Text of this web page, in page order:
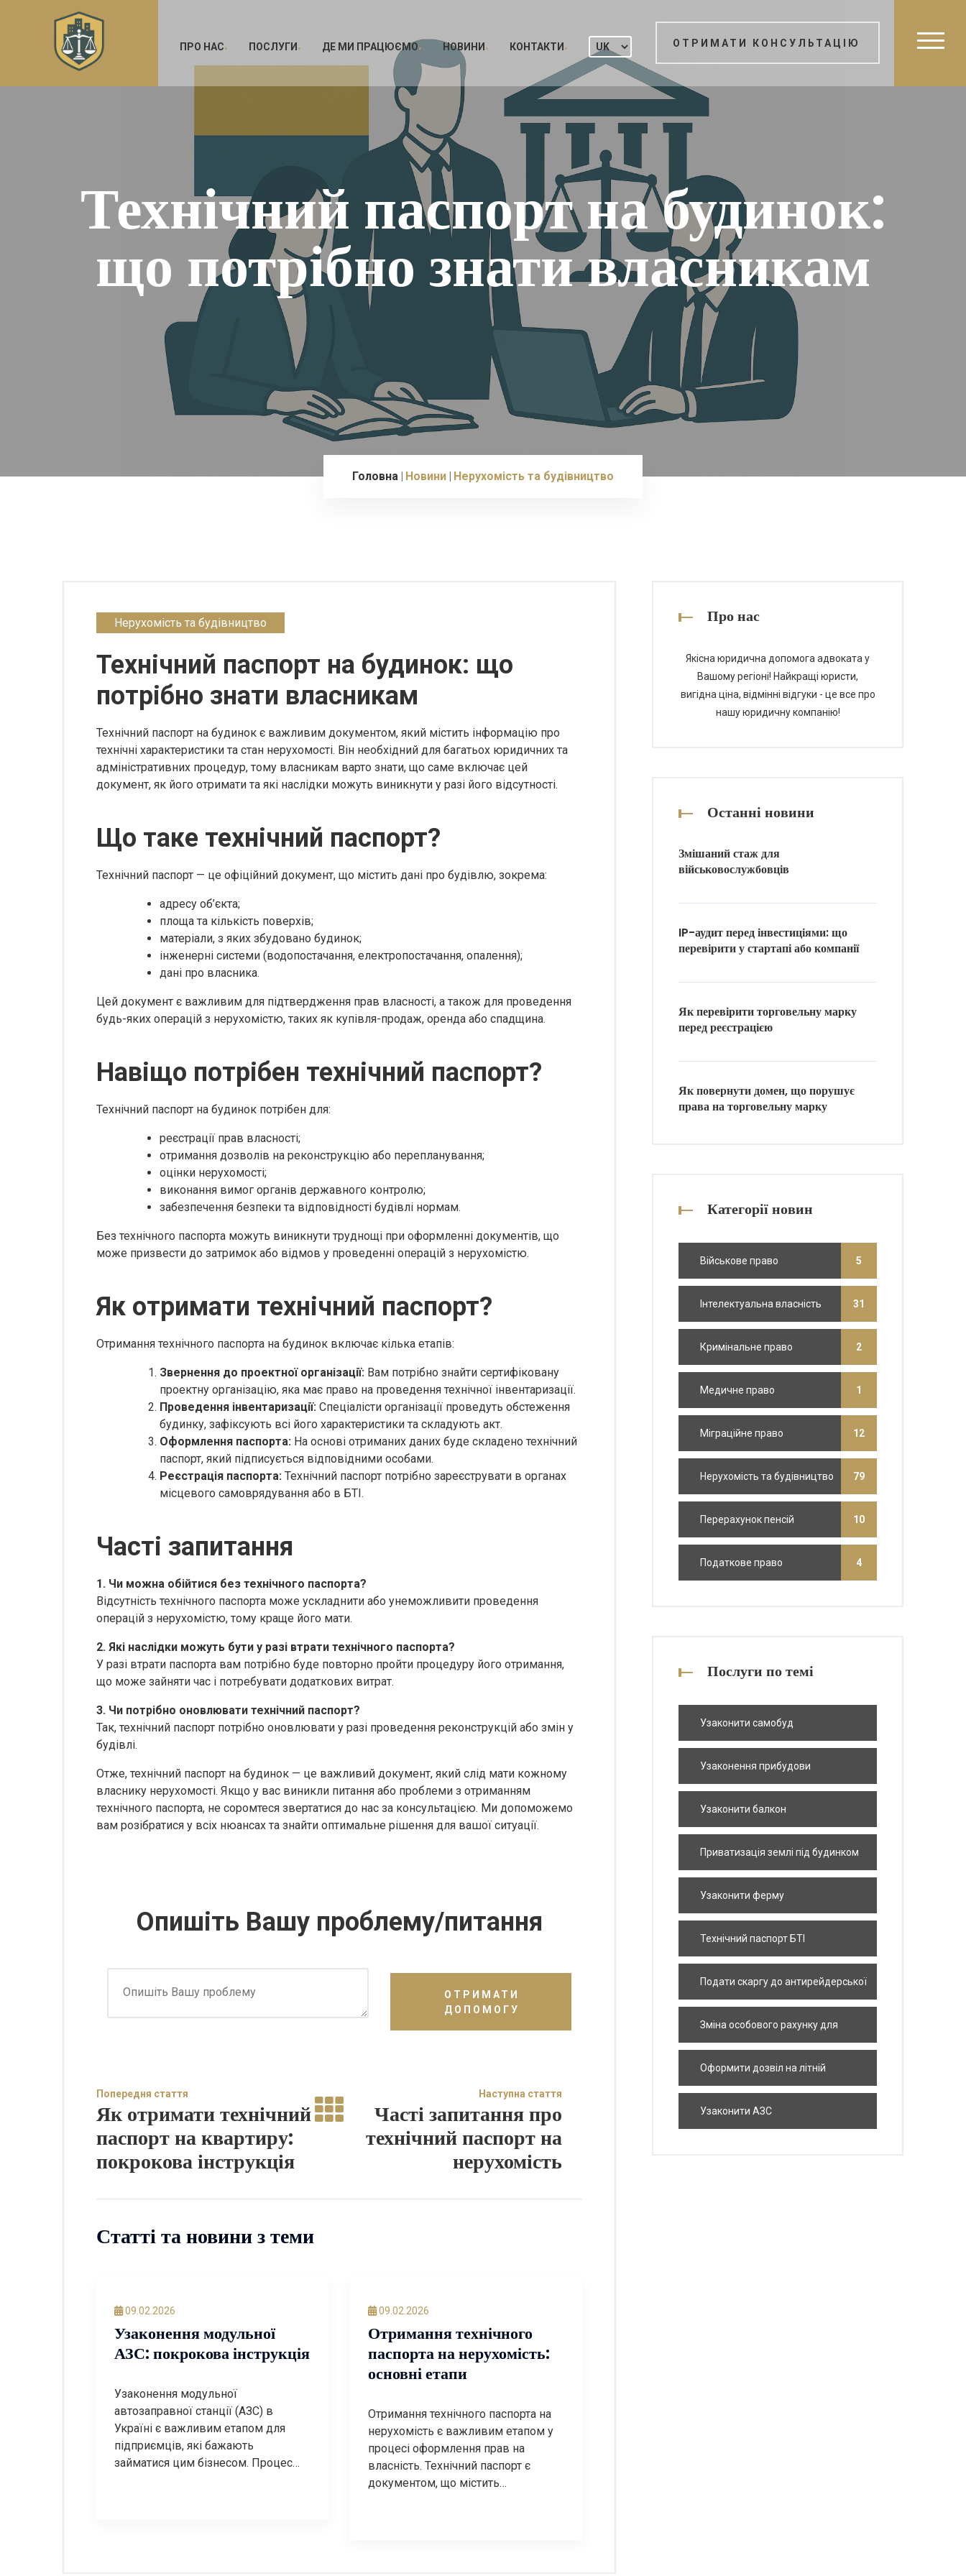
ПРО НАС ПОСЛУГИ ДЕ МИ ПРАЦЮЄМО НОВИНИ КОНТАКТИ ОТРИМАТИ КОНСУЛЬТАЦІЮ
Технічний паспорт на будинок:
що потрібно знати власникам
Головна Новини Нерухомість та будівництво
Нерухомість та будівництво
Технічний паспорт на будинок: що
потрібно знати власникам
Технічний паспорт на будинок є важливим документом, який містить інформацію про
технічні характеристики та стан нерухомості. Він необхідний для багатьох юридичних та
адміністративних процедур, тому власникам варто знати, що саме включає цей
документ, як його отримати та які наслідки можуть виникнути у разі його відсутності.
Що таке технічний паспорт?
Технічний паспорт — це офіційний документ, що містить дані про будівлю, зокрема:
адресу об’єкта;
площа та кількість поверхів;
матеріали, з яких збудовано будинок;
інженерні системи (водопостачання, електропостачання, опалення);
дані про власника.
Цей документ є важливим для підтвердження прав власності, а також для проведення
будь-яких операцій з нерухомістю, таких як купівля-продаж, оренда або спадщина.
Навіщо потрібен технічний паспорт?
Технічний паспорт на будинок потрібен для:
реєстрації прав власності;
отримання дозволів на реконструкцію або перепланування;
оцінки нерухомості;
виконання вимог органів державного контролю;
забезпечення безпеки та відповідності будівлі нормам.
Без технічного паспорта можуть виникнути труднощі при оформленні документів, що
може призвести до затримок або відмов у проведенні операцій з нерухомістю.
Як отримати технічний паспорт?
Отримання технічного паспорта на будинок включає кілька етапів:
Звернення до проектної організації: Вам потрібно знайти сертифіковану
проектну організацію, яка має право на проведення технічної інвентаризації.
Проведення інвентаризації: Спеціалісти організації проведуть обстеження
будинку, зафіксують всі його характеристики та складують акт.
Оформлення паспорта: На основі отриманих даних буде складено технічний
паспорт, який підписується відповідними особами.
Реєстрація паспорта: Технічний паспорт потрібно зареєструвати в органах
місцевого самоврядування або в БТІ.
Часті запитання
1. Чи можна обійтися без технічного паспорта?
Відсутність технічного паспорта може ускладнити або унеможливити проведення
операцій з нерухомістю, тому краще його мати.
2. Які наслідки можуть бути у разі втрати технічного паспорта?
У разі втрати паспорта вам потрібно буде повторно пройти процедуру його отримання,
що може зайняти час і потребувати додаткових витрат.
3. Чи потрібно оновлювати технічний паспорт?
Так, технічний паспорт потрібно оновлювати у разі проведення реконструкцій або змін у
будівлі.
Отже, технічний паспорт на будинок — це важливий документ, який слід мати кожному
власнику нерухомості. Якщо у вас виникли питання або проблеми з отриманням
технічного паспорта, не соромтеся звертатися до нас за консультацією. Ми допоможемо
вам розібратися у всіх нюансах та знайти оптимальне рішення для вашої ситуації.
Опишіть Вашу проблему/питання
ОТРИМАТИ
ДОПОМОГУ
Попередня стаття
Як отримати технічний
паспорт на квартиру:
покрокова інструкція
Наступна стаття
Часті запитання про
технічний паспорт на
нерухомість
Статті та новини з теми
09.02.2026
Узаконення модульної
АЗС: покрокова інструкція
Узаконення модульної
автозаправної станції (АЗС) в
Україні є важливим етапом для
підприємців, які бажають
займатися цим бізнесом. Процес
09.02.2026
Отримання технічного
паспорта на нерухомість:
основні етапи
Отримання технічного паспорта на
нерухомість є важливим етапом у
процесі оформлення прав на
власність. Технічний паспорт є
документом, що містить
Про нас
Якісна юридична допомога адвоката у
Вашому регіоні! Найкращі юристи,
вигідна ціна, відмінні відгуки - це все про
нашу юридичну компанію!
Останні новини
Змішаний стаж для
військовослужбовців
IP-аудит перед інвестиціями: що
перевірити у стартапі або компанії
Як перевірити торговельну марку
перед реєстрацією
Як повернути домен, що порушує
права на торговельну марку
Категорії новин
Військове право 5
Інтелектуальна власність 31
Кримінальне право 2
Медичне право 1
Міграційне право 12
Нерухомість та будівництво 79
Перерахунок пенсій 10
Податкове право 4
Послуги по темі
Узаконити самобуд
Узаконення прибудови
Узаконити балкон
Приватизація землі під будинком
Узаконити ферму
Технічний паспорт БТІ
Подати скаргу до антирейдерської
Зміна особового рахунку для
Оформити дозвіл на літній
Узаконити АЗС